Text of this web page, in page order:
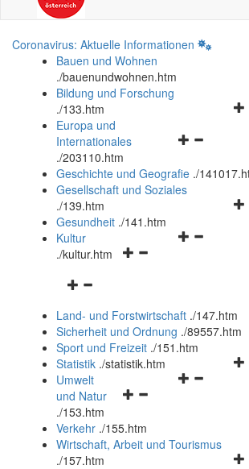
Coronavirus: Aktuelle Informationen
Bauen und Wohnen
./bauenundwohnen.htm
Bildung und Forschung
./133.htm
und
schließen
Europa und
Internationales
./203110.htm
Geschichte und Geografie ./
Gesellschaft und Soziales
./139.htm
Gesundheit ./141.htm
Navigationsmenü
Kultur
./kultur.htm
Navigationsmenü
und
schließen
Land- und Forstwirtschaft ./147.htm
Sicherheit und Ordnung ./89557.htm
Sport und Freizeit ./151.htm
Statistik ./statistik.htm
Navigationsmenü
und
schließen
Umwelt
und Natur
./153.htm
Verkehr ./155.htm
Wirtschaft, Arbeit und Tourismus
./157.htm